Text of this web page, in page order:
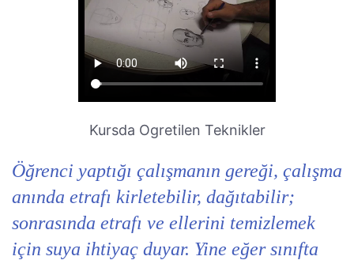
Kursda Ogretilen Teknikler
Öğrenci yaptığı çalışmanın gereği, çalışma
anında etrafı kirletebilir, dağıtabilir;
sonrasında etrafı ve ellerini temizlemek
için suya ihtiyaç duyar. Yine eğer sınıfta